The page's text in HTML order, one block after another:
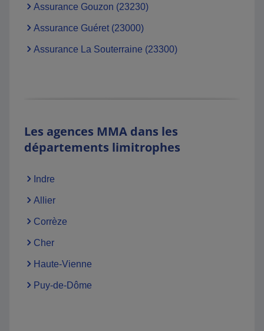
Assurance Gouzon (23230)
Assurance Guéret (23000)
Assurance La Souterraine (23300)
Les agences MMA dans les
départements limitrophes
Indre
Allier
Corrèze
Cher
Haute-Vienne
Puy-de-Dôme